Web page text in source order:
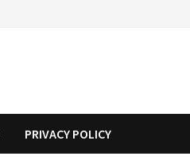
PRIVACY POLICY